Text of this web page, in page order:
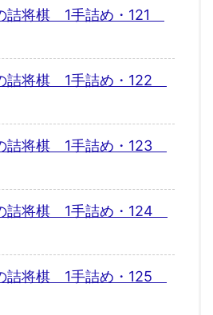
詰将棋 1手詰め・121
詰将棋 1手詰め・122
詰将棋 1手詰め・123
詰将棋 1手詰め・124
詰将棋 1手詰め・125